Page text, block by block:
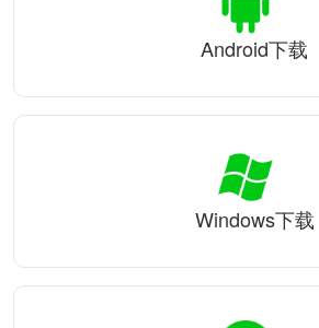
Android下载
Windows下载